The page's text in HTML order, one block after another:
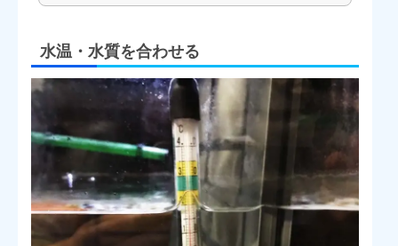
水温・水質を合わせる